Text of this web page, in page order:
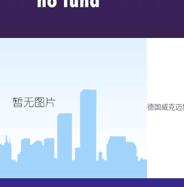
德国威克迈